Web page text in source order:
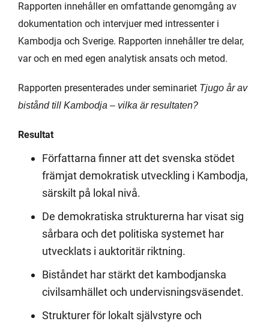
Rapporten innehåller en omfattande genomgång av
dokumentation och intervjuer med intressenter i
Kambodja och Sverige. Rapporten innehåller tre delar,
var och en med egen analytisk ansats och metod.
Rapporten presenterades under seminariet Tjugo år av
bistånd till Kambodja – vilka är resultaten?
Resultat
Författarna finner att det svenska stödet
främjat demokratisk utveckling i Kambodja,
särskilt på lokal nivå.
De demokratiska strukturerna har visat sig
sårbara och det politiska systemet har
utvecklats i auktoritär riktning.
Biståndet har stärkt det kambodjanska
civilsamhället och undervisningsväsendet.
Strukturer för lokalt självstyre och